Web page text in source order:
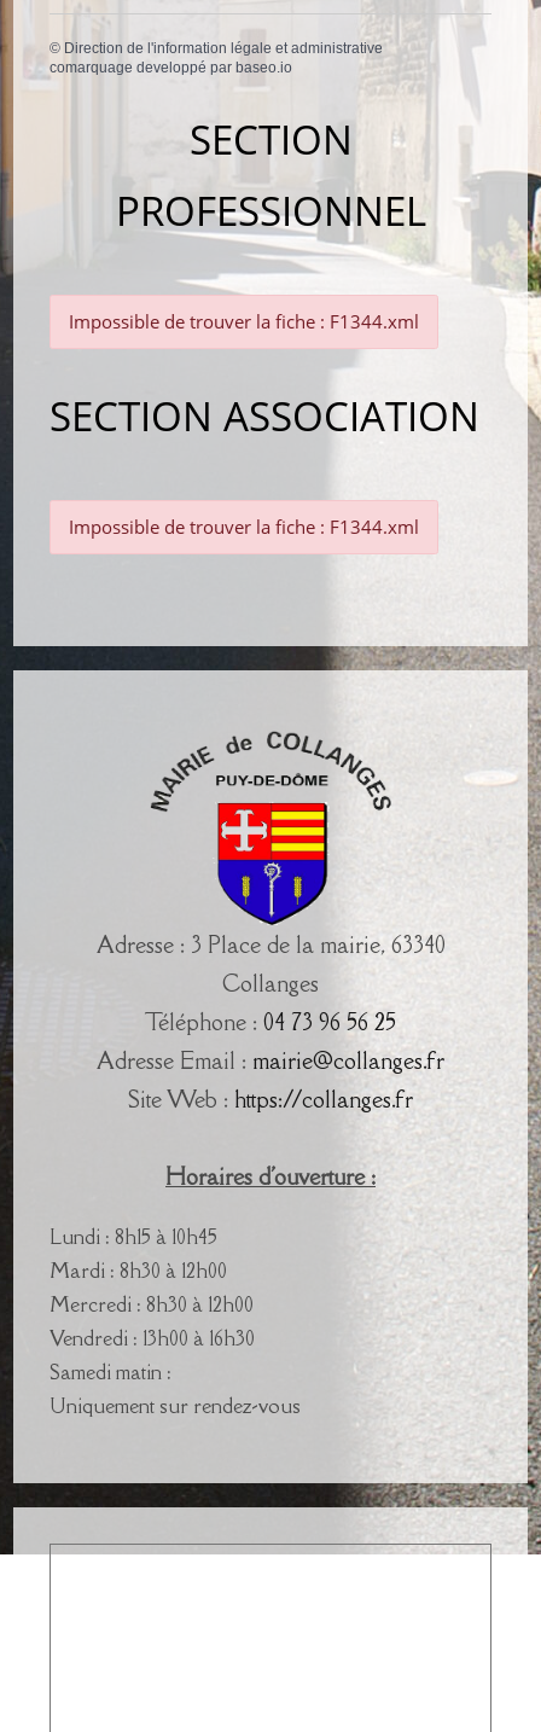
© Direction de l'information légale et administrative
comarquage developpé parbaseo.io
SECTION
PROFESSIONNEL
Impossible de trouver la fiche : F1344.xml
SECTION ASSOCIATION
Impossible de trouver la fiche : F1344.xml
Adresse : 3 Place de la mairie, 63340
Collanges
Téléphone : 04 73 96 56 25
Adresse Email : mairie@collanges.fr
Site Web : https://collanges.fr
Horaires d'ouverture :
Lundi : 8h15 à 10h45
Mardi : 8h30 à 12h00
Mercredi : 8h30 à 12h00
Vendredi : 13h00 à 16h30
Samedi matin :
Uniquement sur rendez-vous